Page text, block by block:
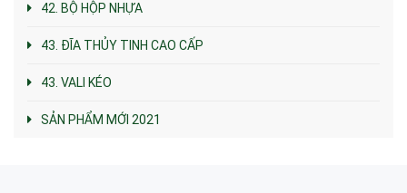
42. BỘ HỘP NHỰA
43. ĐĨA THỦY TINH CAO CẤP
43. VALI KÉO
SẢN PHẨM MỚI 2021